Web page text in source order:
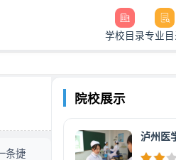
学校目录专业目
条捷
院校展示
泸州医